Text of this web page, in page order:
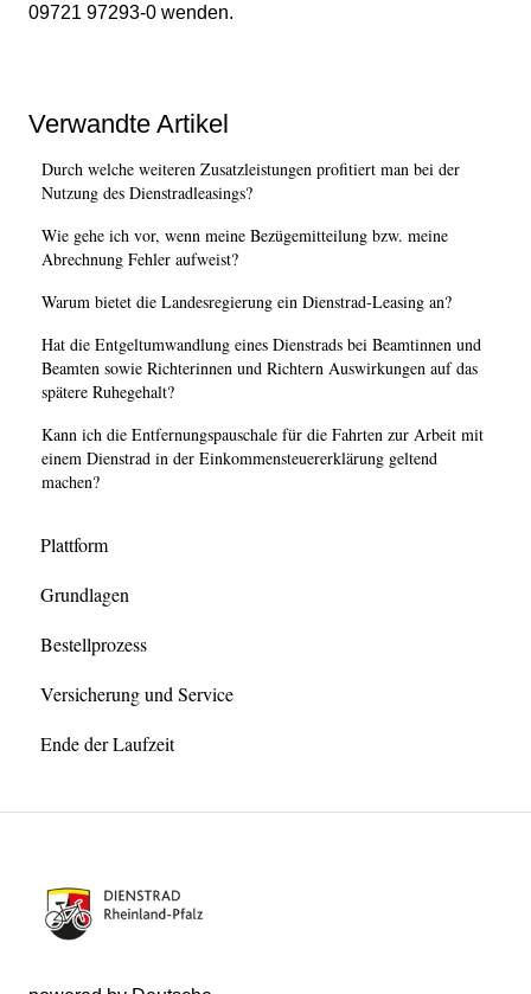
09721 97293-0 wenden.
Verwandte Artikel
Durch welche weiteren Zusatzleistungen profitiert man bei der
Nutzung des Dienstradleasings?
Wie gehe ich vor, wenn meine Bezügemitteilung bzw. meine
Abrechnung Fehler aufweist?
Warum bietet die Landesregierung ein Dienstrad-Leasing an?
Hat die Entgeltumwandlung eines Dienstrads bei Beamtinnen und
Beamten sowie Richterinnen und Richtern Auswirkungen auf das
spätere Ruhegehalt?
Kann ich die Entfernungspauschale für die Fahrten zur Arbeit mit
einem Dienstrad in der Einkommensteuererklärung geltend
machen?
Plattform
Grundlagen
Bestellprozess
Versicherung und Service
Ende der Laufzeit